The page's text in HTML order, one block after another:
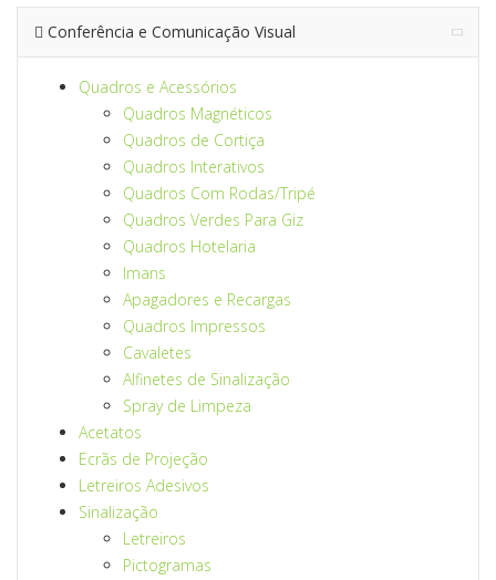
Conferência e Comunicação Visual
Quadros e Acessórios
Quadros Magnéticos
Quadros de Cortiça
Quadros Interativos
Quadros Com Rodas/Tripé
Quadros Verdes Para Giz
Quadros Hotelaria
Imans
Apagadores e Recargas
Quadros Impressos
Cavaletes
Alfinetes de Sinalização
Spray de Limpeza
Acetatos
Ecrãs de Projeção
Letreiros Adesivos
Sinalização
Letreiros
Pictogramas